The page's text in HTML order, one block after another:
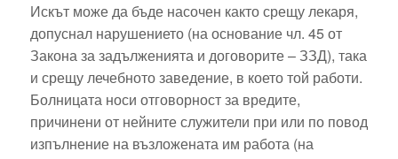
Искът може да бъде насочен както срещу лекаря,
допуснал нарушението (на основание чл. 45 от
Закона за задълженията и договорите – ЗЗД), така
и срещу лечебното заведение, в което той работи.
Болницата носи отговорност за вредите,
причинени от нейните служители при или по повод
изпълнение на възложената им работа (на